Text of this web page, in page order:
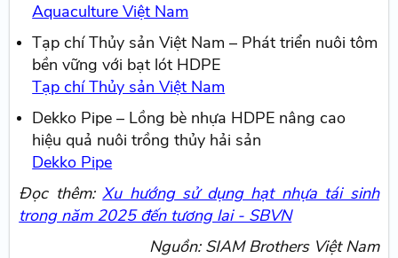
Aquaculture Việt Nam
Tạp chí Thủy sản Việt Nam – Phát triển nuôi tôm
bền vững với bạt lót HDPE
Tạp chí Thủy sản Việt Nam
Dekko Pipe – Lồng bè nhựa HDPE nâng cao
hiệu quả nuôi trồng thủy hải sản
Dekko Pipe
Đọc thêm:Xu hướng sử dụng hạt nhựa tái sinh
trong năm 2025 đến tương lai - SBVN
Nguồn: SIAM Brothers Việt Nam